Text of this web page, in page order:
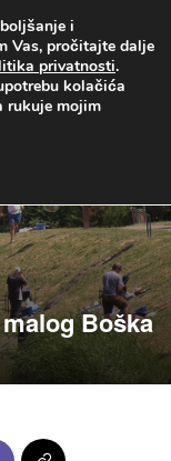
Boška
i
Vas, pročitajte dalje
privatnosti.
kolačića
rukuje mojim